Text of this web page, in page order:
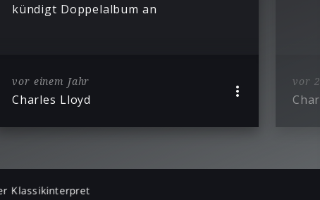
kündigt Doppelalbum an
vor einem Jahr
Charles Lloyd
vor
Klassikinterpret